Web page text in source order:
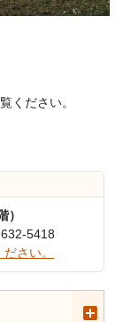
ください。
）
5418
さい。